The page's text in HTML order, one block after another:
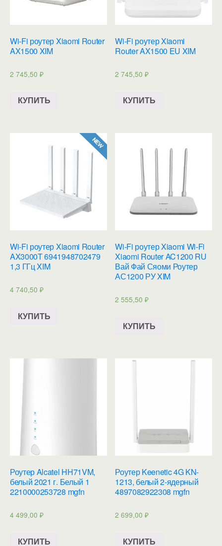
Wi-Fi роутер Xiaomi Router
AX1500 XIM
2 745,50 ₽
КУПИТЬ
Wi-Fi роутер Xiaomi
Router AX1500 EU XIM
2 745,50₽
КУПИТЬ
Wi-Fi роутер Xiaomi Router
AX3000T 6941948702479
1,3 ГГц XIM
4 740,50 ₽
КУПИТЬ
Wi-Fi роутер Xiaomi Wi-Fi
Xiaomi Router AC1200 RU
Вай Фай Сяоми Роутер
АС1200 РУ XIM
2 555,50₽
КУПИТЬ
Роутер Alcatel HH71VM,
белый 2021 г. Белый 1
2210000253728 mgfn
4 499,00 ₽
КУПИТЬ
Роутер Keenetic 4G KN-
1213, белый 2-ядерный
4897082922308 mgfn
2 699,00₽
КУПИТЬ